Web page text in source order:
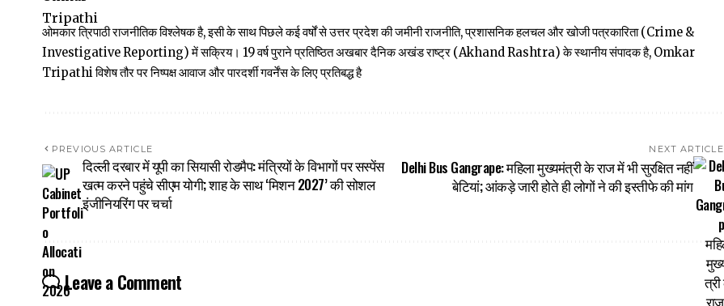
ओमकार त्रिपाठी राजनीतिक विश्लेषक है, इसी के साथ पिछले कई वर्षों से उत्तर प्रदेश की जमीनी राजनीति, प्रशासनिक हलचल और खोजी पत्रकारिता (Crime &
Investigative Reporting) में सक्रिय। 19 वर्ष पुराने प्रतिष्ठित अखबार दैनिक अखंड राष्ट्र (Akhand Rashtra) के स्थानीय संपादक है, Omkar
Tripathi विशेष तौर पर निष्पक्ष आवाज और पारदर्शी गवर्नेंस के लिए प्रतिबद्ध है
PREVIOUS ARTICLE
दिल्ली दरबार में यूपी का सियासी रोडमैप: मंत्रियों के विभागों पर सस्पेंस
खत्म करने पहुंचे सीएम योगी; शाह के साथ ‘मिशन 2027’ की सोशल
इंजीनियरिंग पर चर्चा
NEXT ARTICLE
Delhi Bus Gangrape: महिला मुख्यमंत्री के राज में भी सुरक्षित नहीं
बेटियां; आंकड़े जारी होते ही लोगों ने की इस्तीफे की मांग
Leave a Comment